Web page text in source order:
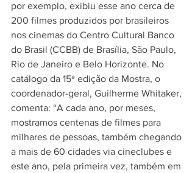
por exemplo, exibiu esse ano cerca de
200 filmes produzidos por brasileiros
nos cinemas do Centro Cultural Banco
do Brasil (CCBB) de Brasília, São Paulo,
Rio de Janeiro e Belo Horizonte. No
catálogo da 15ª edição da Mostra, o
coordenador-geral, Guilherme Whitaker,
comenta: “A cada ano, por meses,
mostramos centenas de filmes para
milhares de pessoas, também chegando
a mais de 60 cidades via cineclubes e
este ano, pela primeira vez, também em